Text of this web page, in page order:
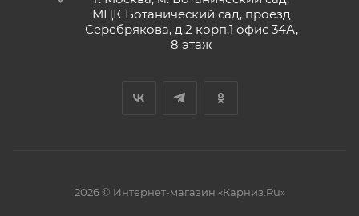
МЦК Ботанический сад, проезд
Серебрякова, д.2 корп.1 офис 34А,
8 этаж
2026 © Интернет-магазин «Карниз.Ru»